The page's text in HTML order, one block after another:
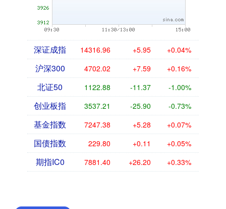
深证成指 14316.96 +5.95 +0.04%
沪深300 4702.02 +7.59 +0.16%
北证50 1122.88 -11.37 -1.00%
创业板指 3537.21 -25.90 -0.73%
基金指数 7247.38 +5.28 +0.07%
国债指数 229.80 +0.11 +0.05%
期指IC0 7881.40 +26.20 +0.33%